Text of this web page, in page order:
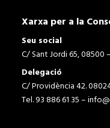
Xarxa per a la
Seu social
C/ Sant Jordi 65, 08500
Delegació
C/ Providència 42.
Tel. 93 886 61 35 –